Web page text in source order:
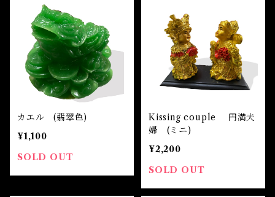
カエル (翡翠色)
¥1,100
SOLD OUT
Kissing couple 円満夫
婦 (ミニ)
¥2,200
SOLD OUT